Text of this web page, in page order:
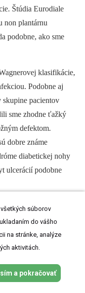
Štúdia Eurodiale
non plantárnu
podobne, ako sme
klasifikácie,
Podobne aj
skupine pacientov
sme zhodne ťažký
defektom.
dobre známe
diabetickej nohy
ulcerácií podobne
liečených
súborov
do vášho
na stránke, analýze
aktivitách.
a pokračovať